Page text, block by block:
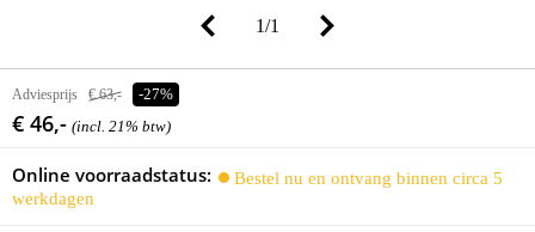
1/1
Adviesprijs € 63,- -27%
€ 46,- (incl. 21% btw)
Online voorraadstatus:
Bestel nu en ontvang binnen circa 5
werkdagen